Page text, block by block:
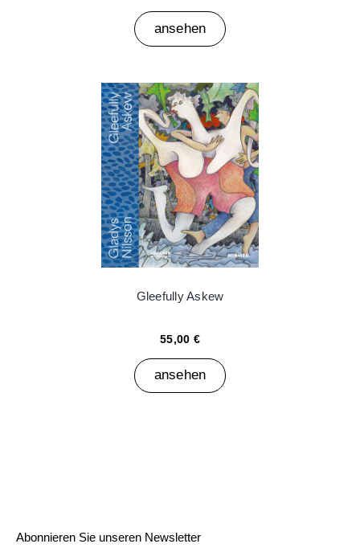
ansehen
Gleefully Askew
55,00 €
ansehen
Abonnieren Sie unseren Newsletter